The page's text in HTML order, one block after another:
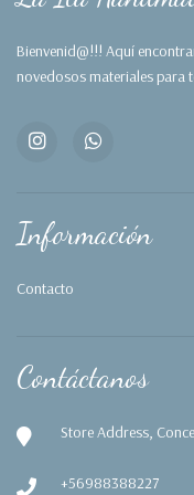
Bienvenid@!!! Aquí
novedosos materiales para
Información
Contacto
Contáctanos
Store Address,
+56988388227